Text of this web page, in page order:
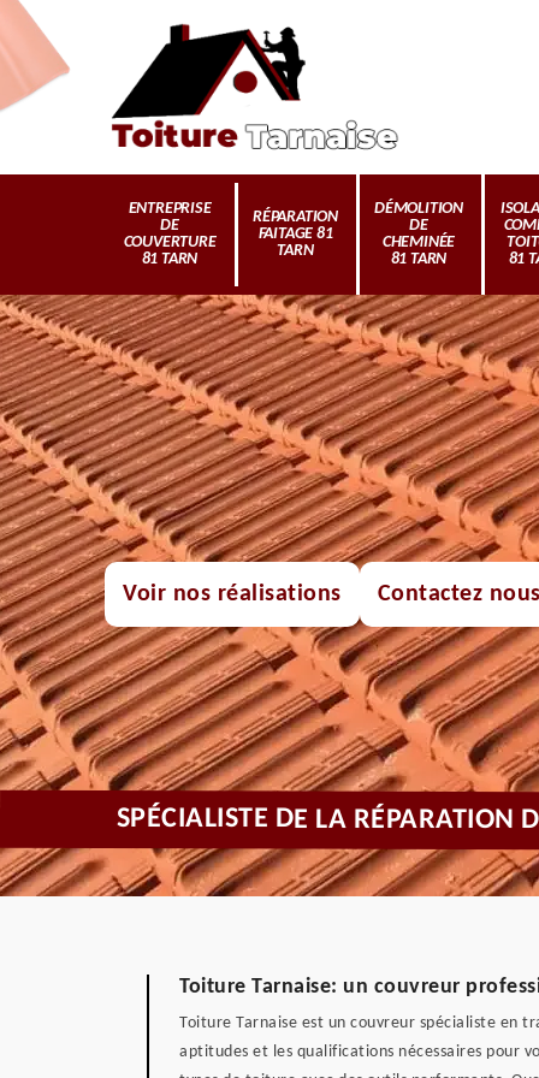
ENTREPRISE
DE
COUVERTURE
81 TARN
RÉPARATION
FAITAGE 81
TARN
DÉMOLITION
DE
CHEMINÉE
81 TARN
81
Voir nos réalisations Contactez nous
SPÉCIALISTE DE LA RÉPARATION
Toiture Tarnaise: un couvreur
Toiture Tarnaise est un couvreur spécialiste en
aptitudes et les qualifications nécessaires pour